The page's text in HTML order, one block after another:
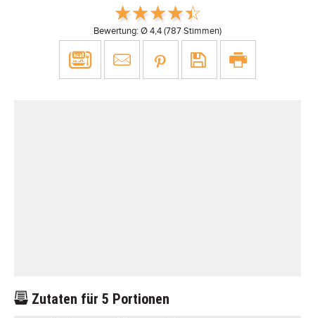
Bewertung: Ø 4,4 (787 Stimmen)
Zutaten für 5 Portionen